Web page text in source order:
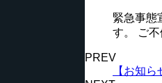
緊急事態
す。 ご
PREV
【お知